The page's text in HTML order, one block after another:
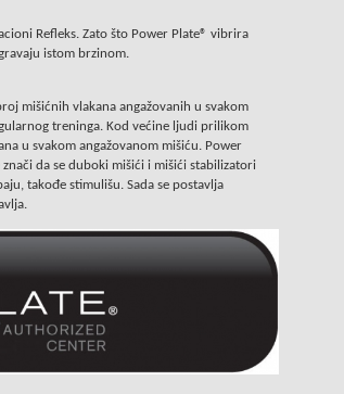
Refleks. Zato što Power Plate® vibrira
istom brzinom.
mišićnih vlakana angažovanih u svakom
treninga. Kod većine ljudi prilikom
u svakom angažovanom mišiću. Power
da se duboki mišići i mišići stabilizatori
takođe stimulišu. Sada se postavlja